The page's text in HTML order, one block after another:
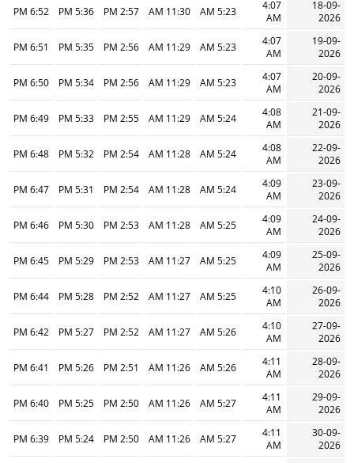
18-09-
2026
4:07
AM
5:23 AM
11:30 AM
2:57 PM
5:36 PM
6:52 PM
19-09-
2026
4:07
AM
5:23 AM
11:29 AM
2:56 PM
5:35 PM
6:51 PM
20-09-
2026
4:07
AM
5:23 AM
11:29 AM
2:56 PM
5:34 PM
6:50 PM
21-09-
2026
4:08
AM
5:24 AM
11:29 AM
2:55 PM
5:33 PM
6:49 PM
22-09-
2026
4:08
AM
5:24 AM
11:28 AM
2:54 PM
5:32 PM
6:48 PM
23-09-
2026
4:09
AM
5:24 AM
11:28 AM
2:54 PM
5:31 PM
6:47 PM
24-09-
2026
4:09
AM
5:25 AM
11:28 AM
2:53 PM
5:30 PM
6:46 PM
25-09-
2026
4:09
AM
5:25 AM
11:27 AM
2:53 PM
5:29 PM
6:45 PM
26-09-
2026
4:10
AM
5:25 AM
11:27 AM
2:52 PM
5:28 PM
6:44 PM
27-09-
2026
4:10
AM
5:26 AM
11:27 AM
2:52 PM
5:27 PM
6:42 PM
28-09-
2026
4:11
AM
5:26 AM
11:26 AM
2:51 PM
5:26 PM
6:41 PM
29-09-
2026
4:11
AM
5:27 AM
11:26 AM
2:50 PM
5:25 PM
6:40 PM
30-09-
2026
4:11
AM
5:27 AM
11:26 AM
2:50 PM
5:24 PM
6:39 PM